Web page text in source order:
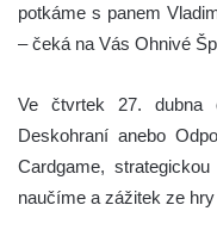
potkáme s panem
– čeká na Vás Ohnivé
Ve čtvrtek 27. dubna
Deskohraní anebo
Cardgame,
naučíme a zážitek ze